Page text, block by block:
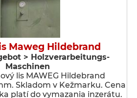
Maweg Hildebrand
> Holzverarbeitungs-
Maschinen
lis MAWEG Hildebrand
Skladom v Kežmarku. Cena
platí do vymazania inzerátu.